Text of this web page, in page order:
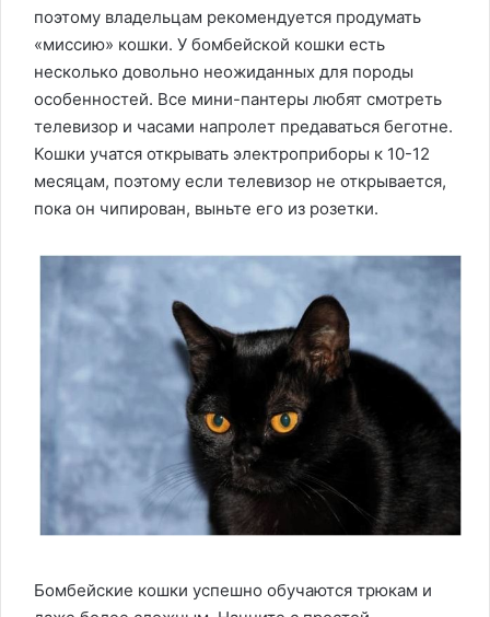
поэтому владельцам рекомендуется продумать
«миссию» кошки. У бомбейской кошки есть
несколько довольно неожиданных для породы
особенностей. Все мини-пантеры любят смотреть
телевизор и часами напролет предаваться беготне.
Кошки учатся открывать электроприборы к 10-12
месяцам, поэтому если телевизор не открывается,
пока он чипирован, выньте его из розетки.
Бомбейские кошки успешно обучаются трюкам и